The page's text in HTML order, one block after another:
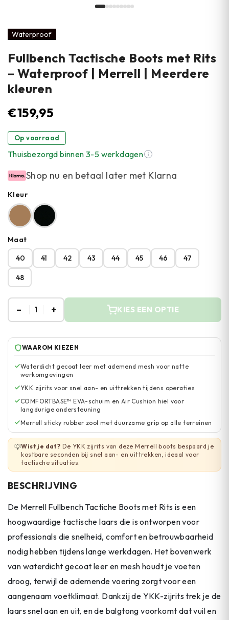
Waterproof
Fullbench Tactische Boots met Rits
– Waterproof | Merrell | Meerdere
kleuren
€159,95
Op voorraad
Thuisbezorgd binnen 3-5 werkdagen
Shop nu en betaal later met Klarna
Kleur
Maat
40
41 42 43 44 45 46 47
48
– 1 + KIES EEN OPTIE
WAAROM KIEZEN
Waterdicht gecoat leer met ademend mesh voor natte
werkomgevingen
YKK zijrits voor snel aan- en uittrekken tijdens operaties
COMFORTBASE™ EVA-schuim en Air Cushion hiel voor
langdurige ondersteuning
Merrell sticky rubber zool met duurzame grip op alle terreinen
💡Wist je dat? De YKK zijrits van deze Merrell boots bespaard je
kostbare seconden bij snel aan- en uittrekken, ideaal voor
tactische situaties.
BESCHRIJVING
De Merrell Fullbench Tactiche Boots met Rits is een
hoogwaardige tactische laars die is ontworpen voor
professionals die snelheid, comfort en betrouwbaarheid
nodig hebben tijdens lange werkdagen. Het bovenwerk
van waterdicht gecoat leer en mesh houdt je voeten
droog, terwijl de ademende voering zorgt voor een
aangenaam voetklimaat. Dankzij de YKK-zijrits trek je de
laars snel aan en uit, en de balgtong voorkomt dat vuil en